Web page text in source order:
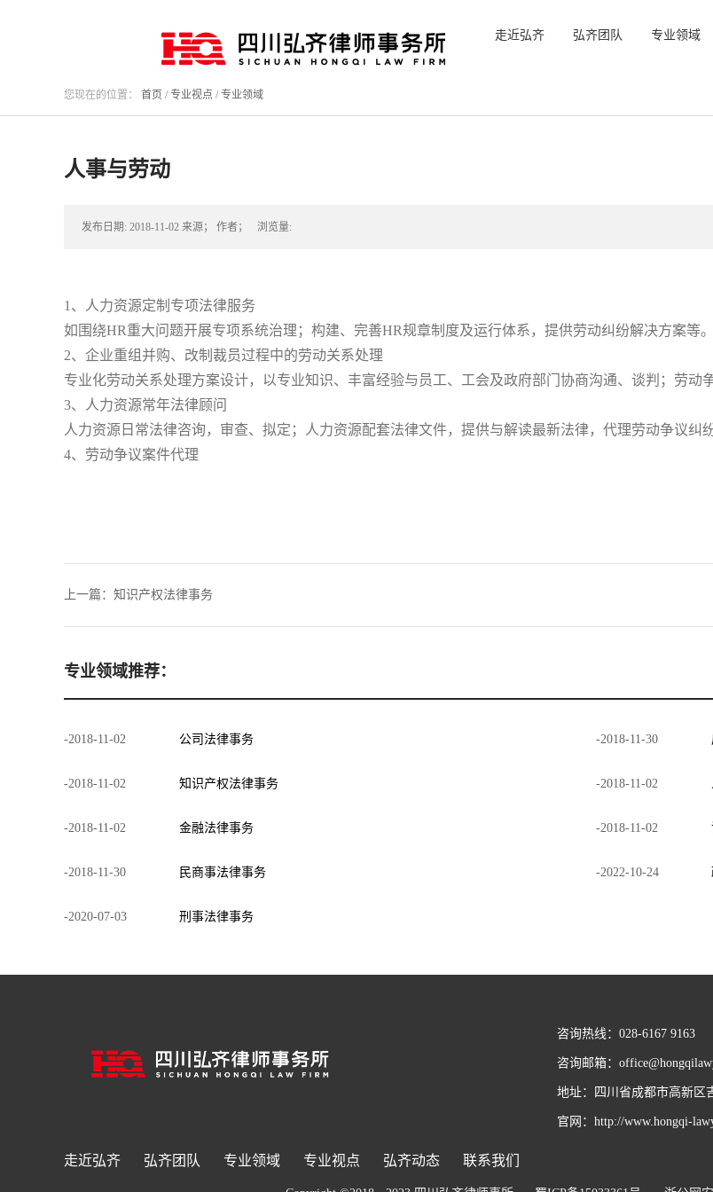
走近弘齐 弘齐团队 专业领域
您现在的位置： 首页 /专业视点 / 专业领域
人事与劳动
发布日期: 2018-11-02 来源； 作者； 浏览量:
1、人力资源定制专项法律服务
如围绕HR重大问题开展专项系统治理；构建、完善HR规章制度及运行体系，提供劳动纠纷解决方案等。
2、企业重组并购、改制裁员过程中的劳动关系处理
专业化劳动关系处理方案设计，以专业知识、丰富经验与员工、工会及政府部门协商沟通、谈判；劳动
3、人力资源常年法律顾问
人力资源日常法律咨询，审查、拟定；人力资源配套法律文件，提供与解读最新法律，代理劳动争议纠
4、劳动争议案件代理
上一篇： 知识产权法律事务
专业领域推荐：
-2018-11-02 公司法律事务 -2018-11-30
-2018-11-02 知识产权法律事务 -2018-11-02
-2018-11-02 金融法律事务 -2018-11-02
-2018-11-30 民商事法律事务 -2022-10-24
-2020-07-03 刑事法律事务
走近弘齐 弘齐团队 专业领域 专业视点 弘齐动态 联系我们
咨询热线：028-6167 9163
咨询邮箱：
地址：四川省成都市高新区
官网：http://www.hongqi-